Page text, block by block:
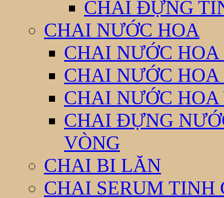
CHAI ĐỰNG
CHAI NƯỚC HOA
CHAI NƯỚC
CHAI NƯỚC HOA
CHAI NƯỚC
CHAI ĐỰNG
VÒNG
CHAI BI LĂN
CHAI SERUM TINH